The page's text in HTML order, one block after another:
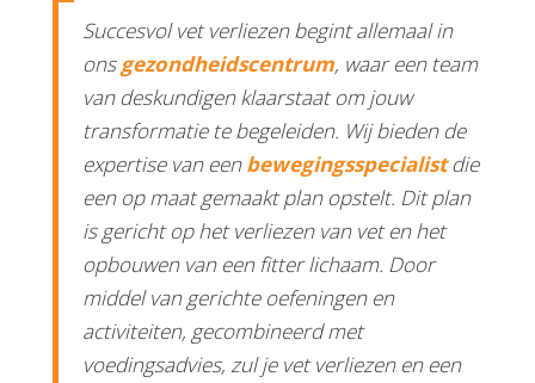
Succesvol vet verliezen begint allemaal in
onsgezondheidscentrum, waar een team
van deskundigen klaarstaat om jouw
transformatie te begeleiden. Wij bieden de
expertise van eenbewegingsspecialistdie
een op maat gemaakt plan opstelt. Dit plan
is gericht op het verliezen van vet en het
opbouwen van een fitter lichaam. Door
middel van gerichte oefeningen en
activiteiten, gecombineerd met
voedingsadvies, zul je vet verliezen en een